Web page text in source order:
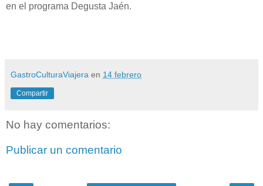
en el programa Degusta Jaén.
GastroCulturaViajera en 14 febrero
Compartir
No hay comentarios:
Publicar un comentario